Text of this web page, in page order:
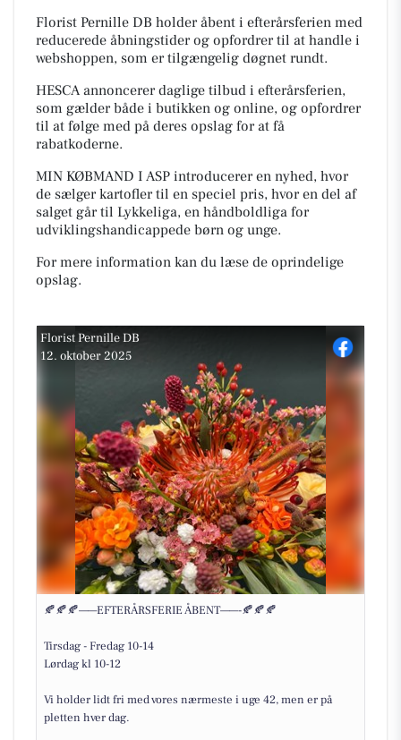
Florist Pernille DB holder åbent i efterårsferien med
reducerede åbningstider og opfordrer til at handle i
webshoppen, som er tilgængelig døgnet rundt.
HESCA annoncerer daglige tilbud i efterårsferien,
som gælder både i butikken og online, og opfordrer
til at følge med på deres opslag for at få
rabatkoderne.
MIN KØBMAND I ASP introducerer en nyhed, hvor
de sælger kartofler til en speciel pris, hvor en del af
salget går til Lykkeliga, en håndboldliga for
udviklingshandicappede børn og unge.
For mere information kan du læse de oprindelige
opslag.
Florist Pernille DB
12. oktober 2025
🍂🍂🍂——EFTERÅRSFERIE ÅBENT——-🍂🍂🍂
Tirsdag - Fredag 10-14
Lørdag kl 10-12
Vi holder lidt fri med vores nærmeste i uge 42, men er på
pletten hver dag.